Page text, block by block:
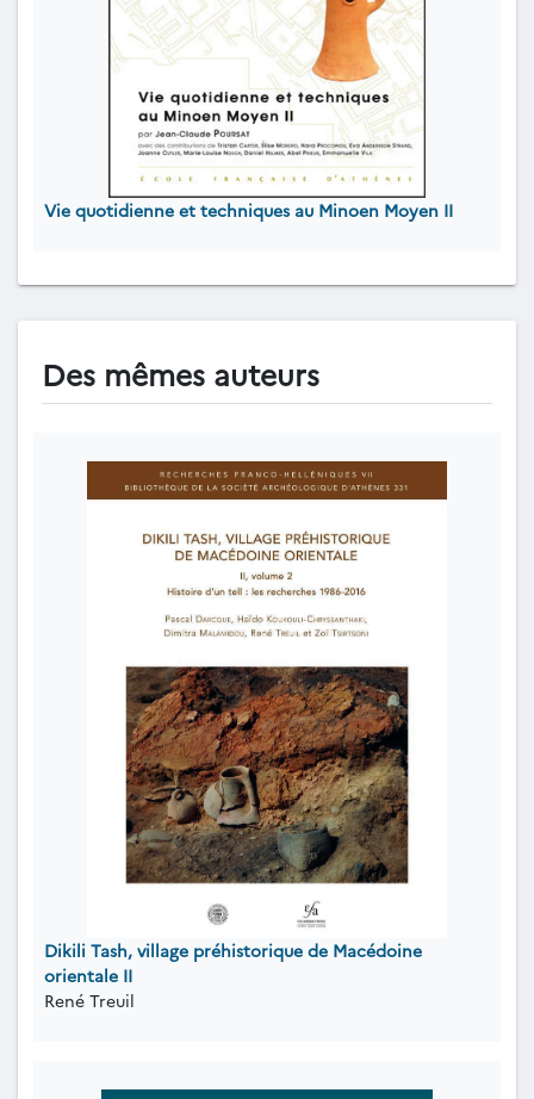
Vie quotidienne et techniques au Minoen Moyen II
Des mêmes auteurs
Dikili Tash, village préhistorique de Macédoine
orientale II
René Treuil